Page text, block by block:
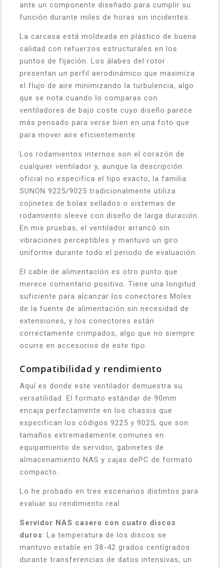
ante un componente diseñado para cumplir su
función durante miles de horas sin incidentes.
La carcasa está moldeada en plástico de buena
calidad con refuerzos estructurales en los
puntos de fijación. Los álabes del rotor
presentan un perfil aerodinámico que maximiza
el flujo de aire minimizando la turbulencia, algo
que se nota cuando lo comparas con
ventiladores de bajo coste cuyo diseño parece
más pensado para verse bien en una foto que
para mover aire eficientemente.
Los rodamientos internos son el corazón de
cualquier ventilador y, aunque la descripción
oficial no especifica el tipo exacto, la familia
SUNON 9225/9025 tradicionalmente utiliza
cojinetes de bolas sellados o sistemas de
rodamiento sleeve con diseño de larga duración.
En mis pruebas, el ventilador arrancó sin
vibraciones perceptibles y mantuvo un giro
uniforme durante todo el periodo de evaluación.
El cable de alimentación es otro punto que
merece comentario positivo. Tiene una longitud
suficiente para alcanzar los conectores Molex
de la fuente de alimentación sin necesidad de
extensiones, y los conectores están
correctamente crimpados, algo que no siempre
ocurre en accesorios de este tipo.
Compatibilidad y rendimiento
Aquí es donde este ventilador demuestra su
versatilidad. El formato estándar de 90mm
encaja perfectamente en los chassis que
especifican los códigos 9225 y 9025, que son
tamaños extremadamente comunes en
equipamiento de servidor, gabinetes de
almacenamiento NAS y cajas dePC de formato
compacto.
Lo he probado en tres escenarios distintos para
evaluar su rendimiento real:
Servidor NAS casero con cuatro discos
duros: La temperatura de los discos se
mantuvo estable en 38-42 grados centígrados
durante transferencias de datos intensivas, un